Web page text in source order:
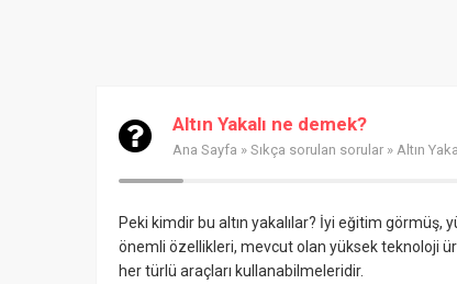
Altın Yakalı ne demek?
Ana Sayfa » Sıkça sorulan sorular » Altın
Peki kimdir bu altın yakalılar? İyi eğitim görmüş,
önemli özellikleri, mevcut olan yüksek teknoloji
her türlü araçları kullanabilmeleridir.